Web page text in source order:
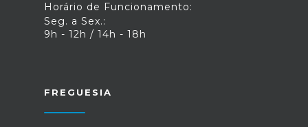
Horário de Funcionamento:
Seg. a Sex.:
9h - 12h / 14h - 18h
FREGUESIA